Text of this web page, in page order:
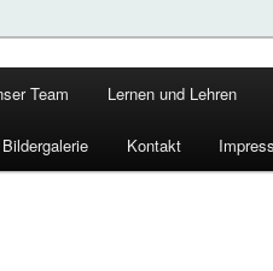
Team Lernen und Lehren
Bildergalerie Kontakt